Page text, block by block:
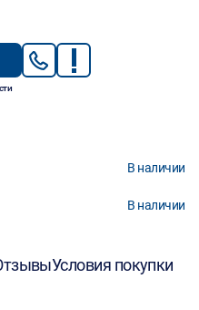
В наличии
В наличии
Условия покупки